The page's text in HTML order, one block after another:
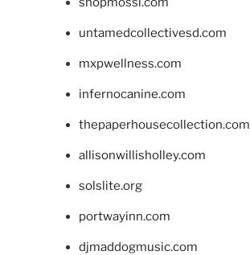
untamedcollectivesd.com
mxpwellness.com
infernocanine.com
thepaperhousecollection.com
allisonwillisholley.com
solslite.org
portwayinn.com
djmaddogmusic.com